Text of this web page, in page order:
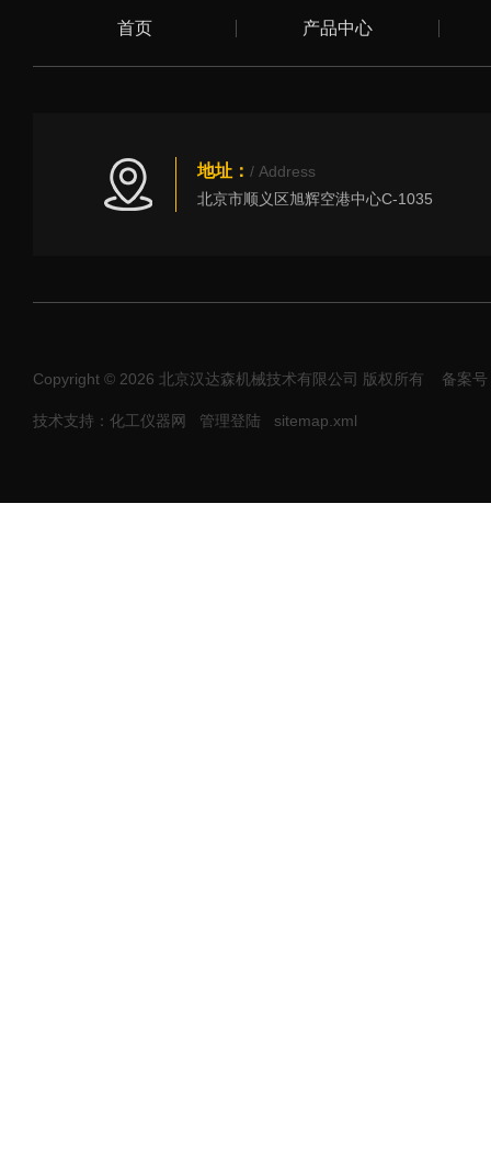
首页 产品中心
地址： / Address
北京市顺义区旭辉空港中心C-1035
Copyright © 2026 北京汉达森机械技术有限公司 版权所有 备案
技术支持：化工仪器网 管理登陆 sitemap.xml